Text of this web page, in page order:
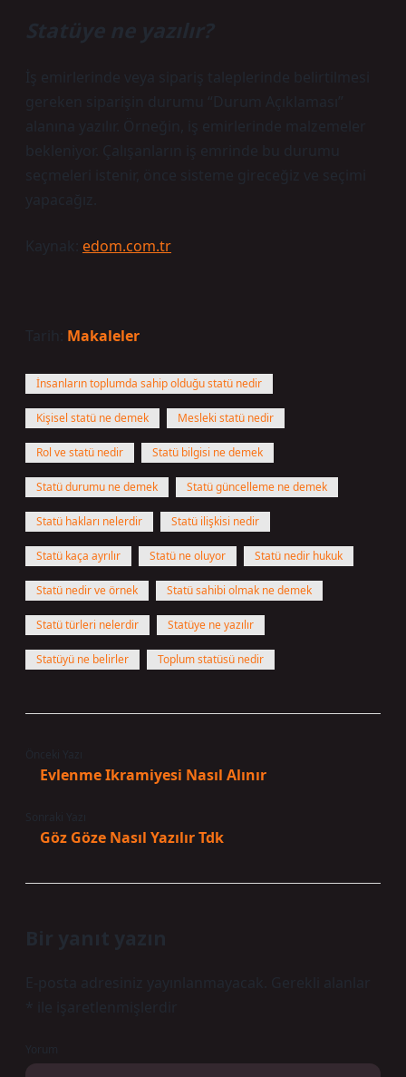
Statüye ne yazılır?
İş emirlerinde veya sipariş taleplerinde belirtilmesi
gereken siparişin durumu “Durum Açıklaması”
alanına yazılır. Örneğin, iş emirlerinde malzemeler
bekleniyor. Çalışanların iş emrinde bu durumu
seçmeleri istenir, önce sisteme gireceğiz ve seçimi
yapacağız.
Kaynak: edom.com.tr
Tarih: Makaleler
İnsanların toplumda sahip olduğu statü nedir
Kişisel statü ne demek Mesleki statü nedir
Rol ve statü nedir Statü bilgisi ne demek
Statü durumu ne demek Statü güncelleme ne demek
Statü hakları nelerdir Statü ilişkisi nedir
Statü kaça ayrılır Statü ne oluyor Statü nedir hukuk
Statü nedir ve örnek Statü sahibi olmak ne demek
Statü türleri nelerdir Statüye ne yazılır
Statüyü ne belirler Toplum statüsü nedir
Evlenme Ikramiyesi Nasıl Alınır
Göz Göze Nasıl Yazılır Tdk
Bir yanıt yazın
E-posta adresiniz yayınlanmayacak.
Gerekli alanlar
ile işaretlenmişlerdir